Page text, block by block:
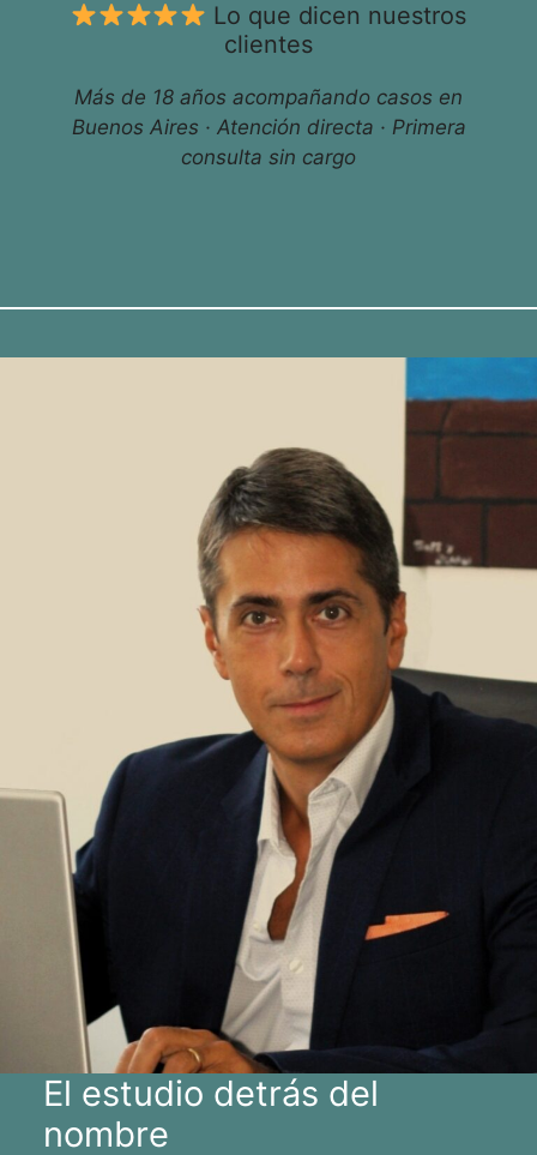
Lo que dicen nuestros
clientes
Más de 18 años acompañando casos en
Buenos Aires · Atención directa · Primera
consulta sin cargo
El estudio detrás del
nombre